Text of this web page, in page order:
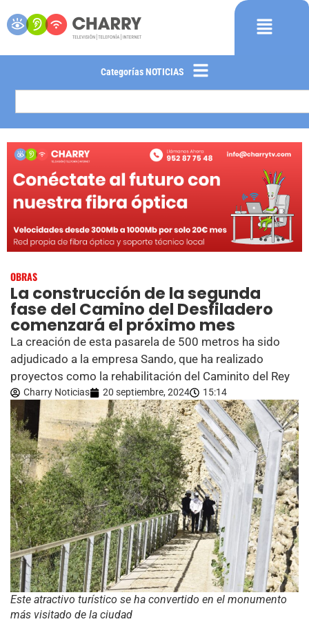
Categorías NOTICIAS
OBRAS
La construcción de la segunda
fase del Camino del Desfiladero
comenzará el próximo mes
La creación de esta pasarela de 500 metros ha sido
adjudicado a la empresa Sando, que ha realizado
proyectos como la rehabilitación del Caminito del Rey
Charry Noticias 20 septiembre, 2024 15:14
Este atractivo turístico se ha convertido en el monumento
más visitado de la ciudad